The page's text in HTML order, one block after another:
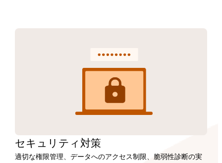
セキュリティ対策
適切な権限管理、データへのアクセス制限、脆弱性診断の実